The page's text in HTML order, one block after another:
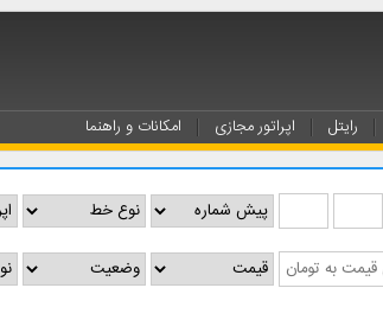
رایتل اپراتور مجازی امکانات و راهنما